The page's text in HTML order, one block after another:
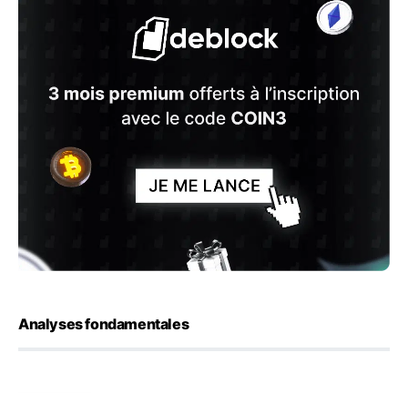
Analyses fondamentales